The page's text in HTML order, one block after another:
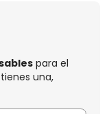
para el
una,